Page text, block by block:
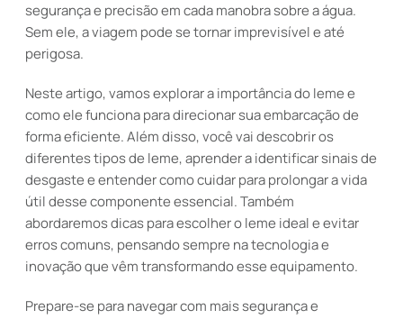
segurança e precisão em cada manobra sobre a água.
Sem ele, a viagem pode se tornar imprevisível e até
perigosa.
Neste artigo, vamos explorar a importância do leme e
como ele funciona para direcionar sua embarcação de
forma eficiente. Além disso, você vai descobrir os
diferentes tipos de leme, aprender a identificar sinais de
desgaste e entender como cuidar para prolongar a vida
útil desse componente essencial. Também
abordaremos dicas para escolher o leme ideal e evitar
erros comuns, pensando sempre na tecnologia e
inovação que vêm transformando esse equipamento.
Prepare-se para navegar com mais segurança e